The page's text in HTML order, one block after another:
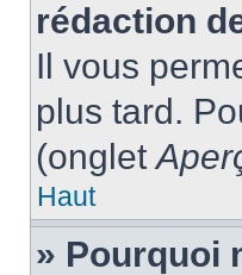
rédaction
Il vous
plus tard.
(onglet
Haut
» Pourquoi